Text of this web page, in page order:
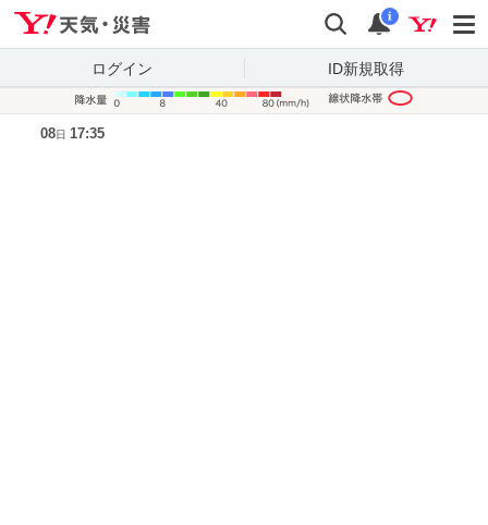
検索 通知
i
ログイン ID新規取得
08日 17:35